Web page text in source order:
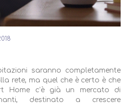
saranno completamente
rete, ma quel che è certo è che
Home c’è già un mercato di
destinato a crescere